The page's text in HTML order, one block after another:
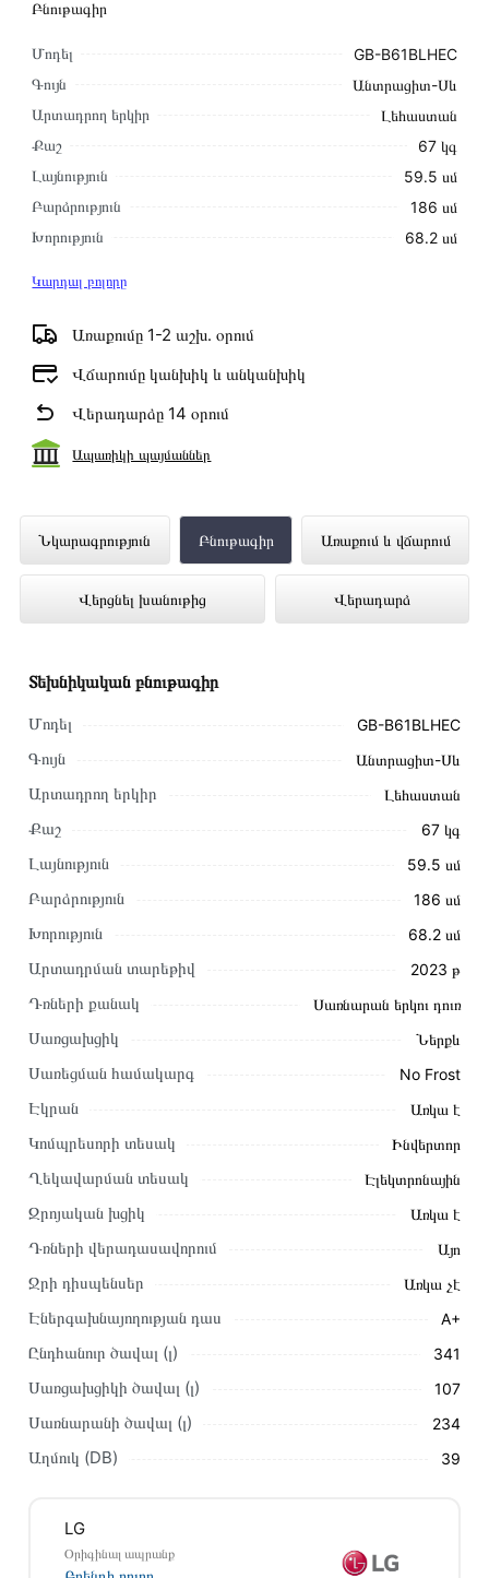
Բնութագիր
Մոդել
GB-B61BLHEC
Գույն
Անտրացիտ-Սև
Արտադրող երկիր
Լեհաստան
Քաշ
67 կգ
Լայնություն
59․5 սմ
Բարձրություն
186 սմ
Խորություն
68․2 սմ
Կարդալ բոլորը
Առաքումը 1-2 աշխ․ օրում
Վճարումը կանխիկ և անկանխիկ
Վերադարձը 14 օրում
Ապառիկի պայմաններ
Նկարագրություն Բնութագիր Առաքում և վճարում
Վերցնել խանութից Վերադարձ
Սառնարան LG GB-B61BLHEC
ներկայացված է Technomix առցանց
խանութում լավագույն գնով 399 000 դրամ
Այս ապրանքը գնելու համար սեղմեք
«Ավելացնել
կոճակը:
Կարող եք նաև պատվիրել՝ զանգահարելով կայքում նշված
կոնտակտային համարներին։
Կայքում տվյալ ապրանքի՝ Սառնարան LG GB-B61BLHEC
առաքման և վճարման պայմանները վավեր են և իրական են
Մեր պրոֆեսիոնալ մենեջերները կմշակեն պատվերը և
կկապվեն ձեզ հետ՝ համաձայնեցնելու առաքման
պայմանները։ Նախքան առցանց պատվեր տեղադրելը,
խորհուրդ ենք տալիս կարդալ նկարագրությունը,
Տվյալ ապրանքը սետիֆիկացված է և համպատասխանում է
կատարվում է 14 օրվա ընթացքում:
Տեխնիկական բնութագիր
Մոդել GB-B61BLHEC
Գույն Անտրացիտ-Սև
Արտադրող երկիր Լեհաստան
Քաշ 67 կգ
Լայնություն 59․5 սմ
Բարձրություն 186 սմ
Խորություն 68․2 սմ
Արտադրման տարեթիվ 2023 թ
Դռների քանակ Սառնարան երկու դուռ
Սառցախցիկ Ներքև
Սառեցման համակարգ No Frost
Էկրան Առկա է
Կոմպրեսորի տեսակ Ինվերտոր
Ղեկավարման տեսակ Էլեկտրոնային
Զրոյական խցիկ Առկա է
Դռների վերադասավորում Այո
Ջրի դիսպենսեր Առկա չէ
Էներգախնայողության դաս A+
Ընդհանուր ծավալ (լ) 341
Սառցախցիկի ծավալ (լ) 107
Սառնարանի ծավալ (լ) 234
Աղմուկ (DB) 39
LG
Օրիգինալ ապրանք